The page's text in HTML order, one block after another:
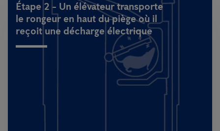
Étape 2 - Un élévateur transporte
le rongeur en haut du piège où il
reçoit une décharge électrique